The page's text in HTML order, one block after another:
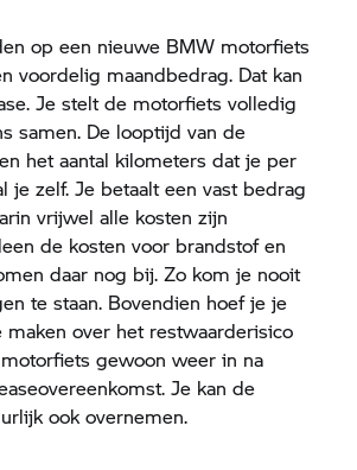
op een nieuwe BMW motorfiets
voordelig maandbedrag. Dat kan
Je stelt de motorfiets volledig
samen. De looptijd van de
het aantal kilometers dat je per
je zelf. Je betaalt een vast bedrag
vrijwel alle kosten zijn
de kosten voor brandstof en
daar nog bij. Zo kom je nooit
te staan. Bovendien hoef je je
over het restwaarderisico
gewoon weer in na
Je kan de
ook overnemen.